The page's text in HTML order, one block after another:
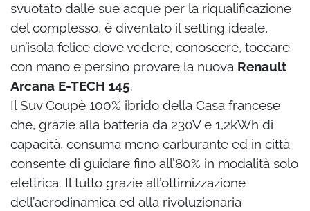
svuotato dalle sue acque per la riqualificazione
del complesso, è diventato il setting ideale,
un’isola felice dove vedere, conoscere, toccare
con mano e persino provare la nuova Renault
Arcana E-TECH 145.
Il Suv Coupè 100% ibrido della Casa francese
che, grazie alla batteria da 230V e 1,2kWh di
capacità, consuma meno carburante ed in città
consente di guidare fino all’80% in modalità solo
elettrica. Il tutto grazie all’ottimizzazione
dell’aerodinamica ed alla rivoluzionaria